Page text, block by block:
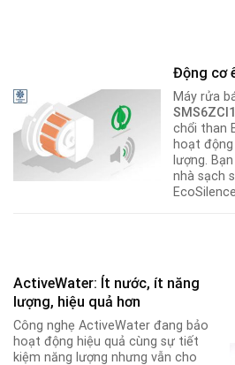
Động cơ
Máy rửa
chổi than
hoạt
lượng.
nhà sạch
ActiveWater: Ít nước, ít năng
lượng, hiệu quả hơn
Công nghẹ ActiveWater đang bảo
hoạt động hiệu quả cùng sự tiết
kiệm năng lượng nhưng vẫn cho